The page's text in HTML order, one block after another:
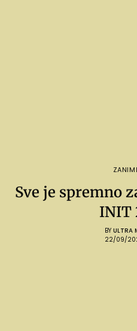
Sve je spremno
INIT
BY ULTRA
22/09/